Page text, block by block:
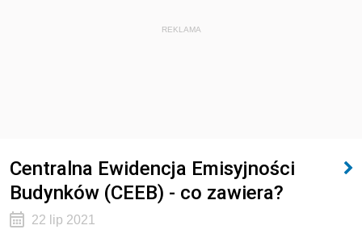
REKLAMA
Centralna Ewidencja Emisyjności
Budynków (CEEB) - co zawiera?
22 lip 2021